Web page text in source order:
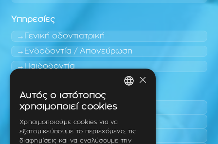
Υπηρεσίες
Γενική οδοντιατρική
Ενδοδοντία / Απονεύρωση
Παιδοδοντία
Πυλαία
Τριάδι
Νέο Ρύσιο
×
Αυτός ο ιστότοπος
χρησιμοποιεί cookies
Χρησιμοποιούμε cookies για να
εξατομικεύσουμε το περιεχόμενο, τις
διαφημίσεις και να αναλύσουμε την